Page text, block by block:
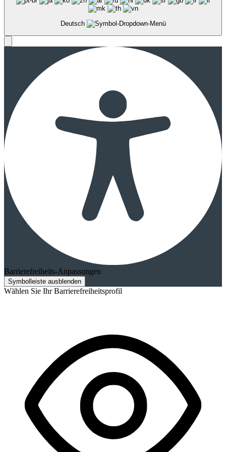
Deutsch
Barrierefreiheits-Anpassungen
Symbolleiste ausblenden
Wählen Sie Ihr Barrierefreiheitsprofil